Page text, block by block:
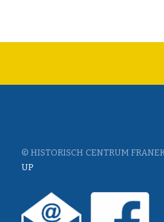
© HISTORISCH CENTRUM
UP